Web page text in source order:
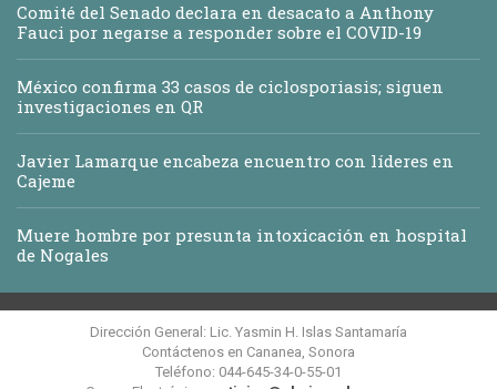
Comité del Senado declara en desacato a Anthony
Fauci por negarse a responder sobre el COVID-19
México confirma 33 casos de ciclosporiasis; siguen
investigaciones en QR
Javier Lamarque encabeza encuentro con líderes en
Cajeme
Muere hombre por presunta intoxicación en hospital
de Nogales
Dirección General: Lic. Yasmin H. Islas Santamaría
Contáctenos en Cananea, Sonora
Teléfono: 044-645-34-0-55-01